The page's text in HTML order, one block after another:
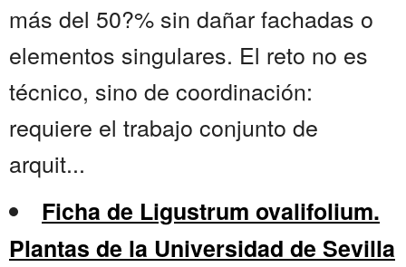
más del 50?% sin dañar fachadas o
elementos singulares. El reto no es
técnico, sino de coordinación:
requiere el trabajo conjunto de
arquit...
Ficha de Ligustrum ovalifolium.
Plantas de la Universidad de Sevilla